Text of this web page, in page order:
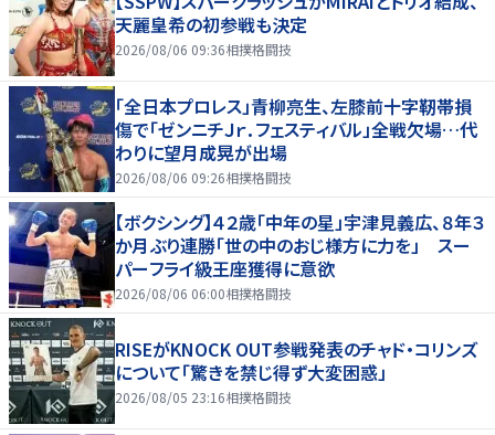
天麗皇希の初参戦も決定
2026/08/06 09:36相撲格闘技
「全日本プロレス」青柳亮生、左膝前十字靭帯損
傷で「ゼンニチＪｒ．フェスティバル」全戦欠場…代
わりに望月成晃が出場
2026/08/06 09:26相撲格闘技
【ボクシング】４２歳「中年の星」宇津見義広、８年３
か月ぶり連勝「世の中のおじ様方に力を」 スー
パーフライ級王座獲得に意欲
2026/08/06 06:00相撲格闘技
RISEがKNOCK OUT参戦発表のチャド・コリンズ
について「驚きを禁じ得ず大変困惑」
2026/08/05 23:16相撲格闘技